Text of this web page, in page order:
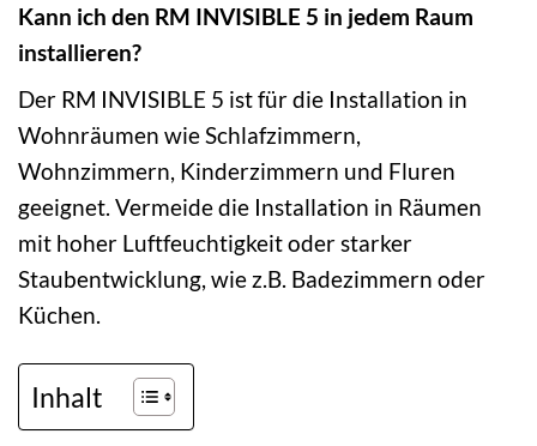
Kann ich den RM INVISIBLE 5 in jedem Raum
installieren?
Der RM INVISIBLE 5 ist für die Installation in
Wohnräumen wie Schlafzimmern,
Wohnzimmern, Kinderzimmern und Fluren
geeignet. Vermeide die Installation in Räumen
mit hoher Luftfeuchtigkeit oder starker
Staubentwicklung, wie z.B. Badezimmern oder
Küchen.
Inhalt